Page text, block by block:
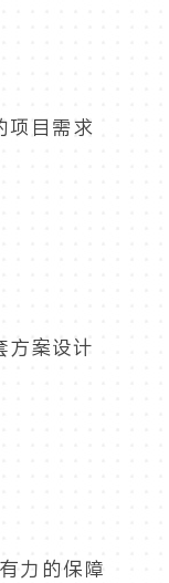
项目需求
方案设计
力的保障